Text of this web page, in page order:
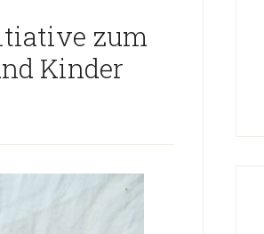
zum
Kinder